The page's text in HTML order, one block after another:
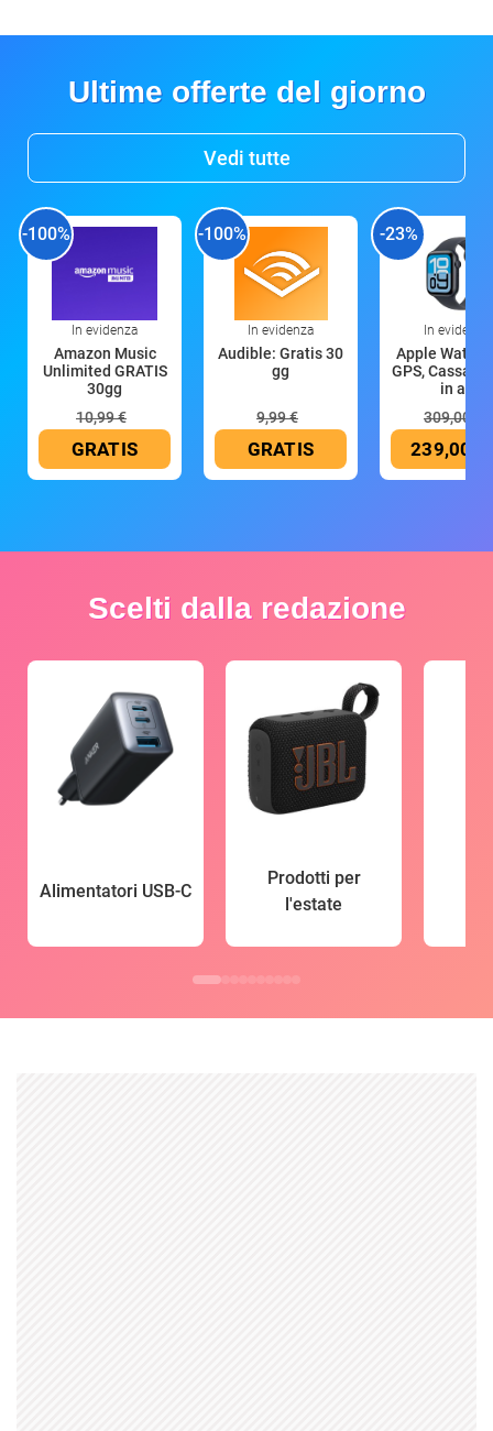
Ultime offerte del giorno
Vedi tutte
-100%
In evidenza
Amazon Music
Unlimited GRATIS
30gg
10,99 €
GRATIS
-100%
In evidenza
Audible: Gratis 30
gg
9,99 €
GRATIS
-23%
In evidenza
Apple Watch
GPS, Cassa
in all
309,00 €
239,00 €
Scelti dalla redazione
Alimentatori USB-C
Prodotti per
l'estate